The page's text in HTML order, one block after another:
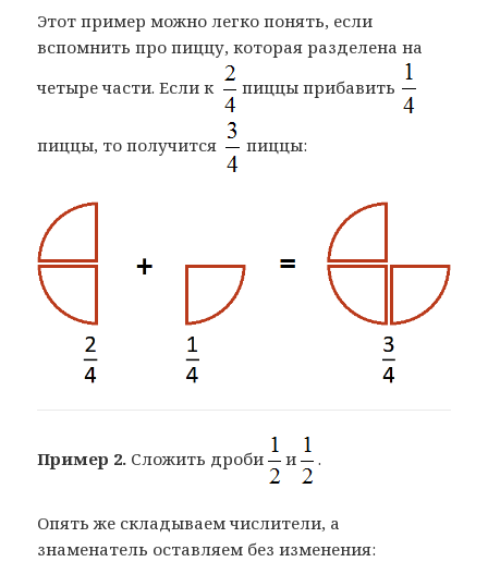
Этот пример можно легко понять, если
вспомнить про пиццу, которая разделена на
четыре части. Если к
пиццы прибавить
пиццы, то получится пиццы:
Пример 2. Сложить дроби и .
Опять же складываем числители, а
знаменатель оставляем без изменения: